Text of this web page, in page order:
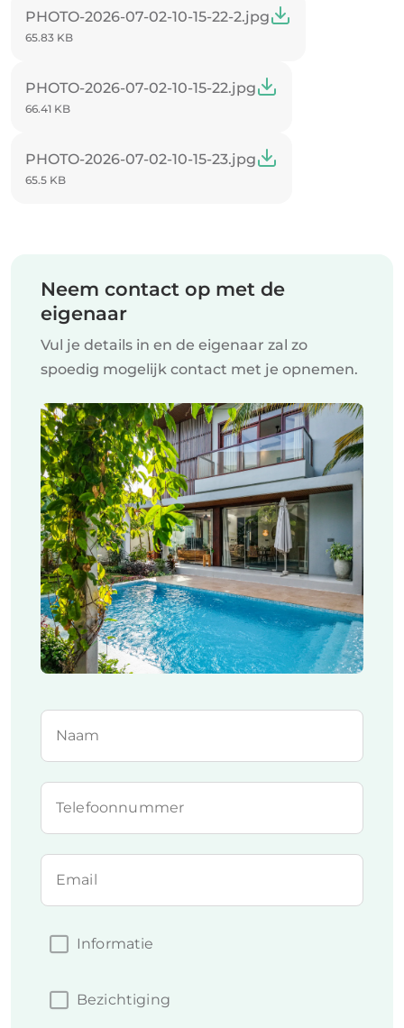
PHOTO-2026-07-02-10-15-22-2.jpg
65.83 KB
PHOTO-2026-07-02-10-15-22.jpg
66.41 KB
PHOTO-2026-07-02-10-15-23.jpg
65.5 KB
Neem contact op met de
eigenaar
Vul je details in en de eigenaar zal zo
spoedig mogelijk contact met je opnemen.
Naam
Telefoonnummer
Email
Informatie
Bezichtiging